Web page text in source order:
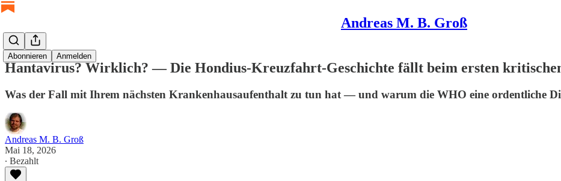
Andreas M. B. Groß
Abonnieren Anmelden
Hantavirus? Wirklich? — Die Hondius-Kreuzfahrt-Geschichte fällt beim ersten
Was der Fall mit Ihrem nächsten Krankenhausaufenthalt zu tun hat — und warum die WHO eine ordentliche
Andreas M. B. Groß
Mai 18, 2026
∙ Bezahlt